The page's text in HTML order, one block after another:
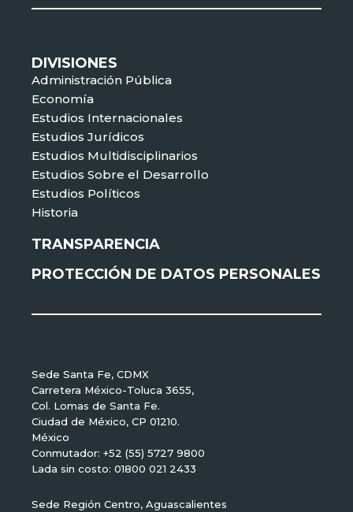
DIVISIONES
Administración Pública
Economía
Estudios Internacionales
Estudios Jurídicos
Estudios Multidisciplinarios
Estudios Sobre el Desarrollo
Estudios Políticos
Historia
TRANSPARENCIA
PROTECCIÓN DE DATOS PERSONALES
Sede Santa Fe, CDMX
Carretera México-Toluca 3655,
Col. Lomas de Santa Fe.
Ciudad de México, CP 01210.
México
Conmutador: +52 (55) 5727 9800
Lada sin costo: 01800 021 2433
Sede Región Centro, Aguascalientes